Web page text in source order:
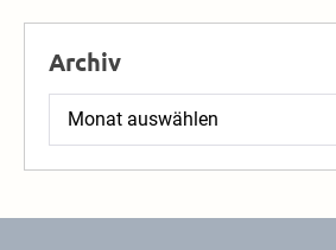
Archiv
Archiv